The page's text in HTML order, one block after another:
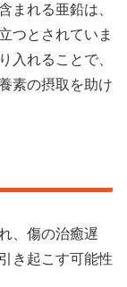
まれる亜鉛は、
つとされていま
入れることで、
素の摂取を助け
、傷の治癒遅
き起こす可能性